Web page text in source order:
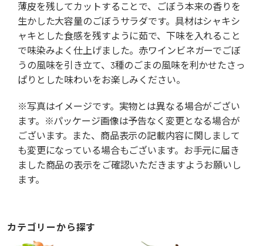
薄皮を残してカットすることで、ごぼう本来の香りを
生かした大容量のごぼうサラダです。具材はシャキシ
ャキとした食感を残すように茹で、下味を入れること
で味染みよく仕上げました。赤ワインビネガーでごぼ
うの風味を引き立て、3種のごまの風味を利かせたさっ
ぱりとした味わいをお楽しみください。
※写真はイメージです。実物とは異なる場合がござい
ます。※パッケージ画像は予告なく変更となる場合が
ございます。また、商品表示の記載内容に関しまして
も変更になっている場合もございます。お手元に届き
ました商品の表示をご確認いただきますようお願いし
ます。
カテゴリーから探す